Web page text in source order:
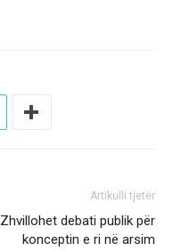
Artikulli tjetër
Zhvillohet debati publik për
konceptin e ri në arsim